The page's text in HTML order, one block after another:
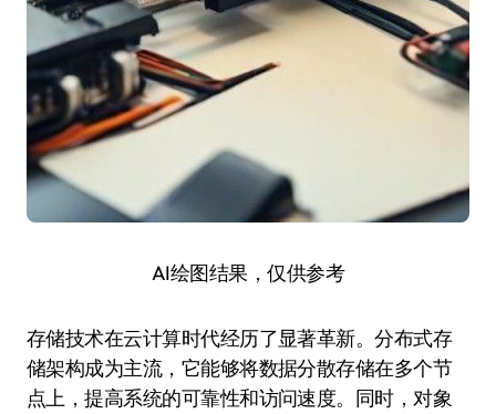
AI绘图结果，仅供参考
存储技术在云计算时代经历了显著革新。分布式存
储架构成为主流，它能够将数据分散存储在多个节
点上，提高系统的可靠性和访问速度。同时，对象